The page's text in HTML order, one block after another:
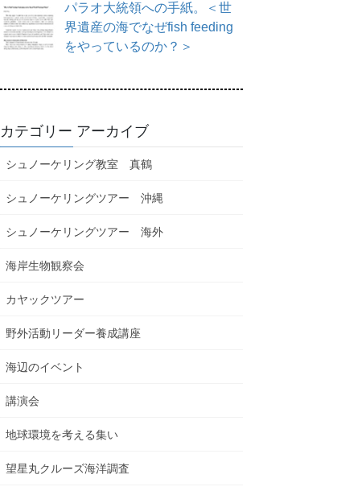
パラオ大統領への手紙。＜世
界遺産の海でなぜfish feeding
をやっているのか？＞
カテゴリー アーカイブ
シュノーケリング教室 真鶴
シュノーケリングツアー 沖縄
シュノーケリングツアー 海外
海岸生物観察会
カヤックツアー
野外活動リーダー養成講座
海辺のイベント
講演会
地球環境を考える集い
望星丸クルーズ海洋調査